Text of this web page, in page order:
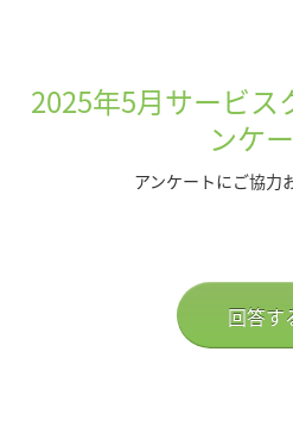
2025年5月サービス
ンケ
アンケートにご協力
回答す